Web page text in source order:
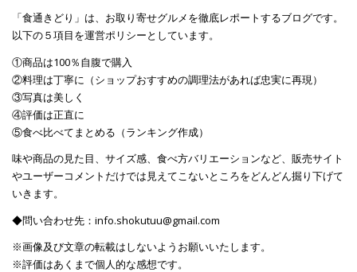
「食通きどり」は、お取り寄せグルメを徹底レポートするブログです。
以下の５項目を運営ポリシーとしています。
①商品は100％自腹で購入
②料理は丁寧に（ショップおすすめの調理法があれば忠実に再現）
③写真は美しく
④評価は正直に
⑤食べ比べてまとめる（ランキング作成）
味や商品の見た目、サイズ感、食べ方バリエーションなど、販売サイト
やユーザーコメントだけでは見えてこないところをどんどん掘り下げて
いきます。
◆問い合わせ先：info.shokutuu@gmail.com
※画像及び文章の転載はしないようお願いいたします。
※評価はあくまで個人的な感想です。